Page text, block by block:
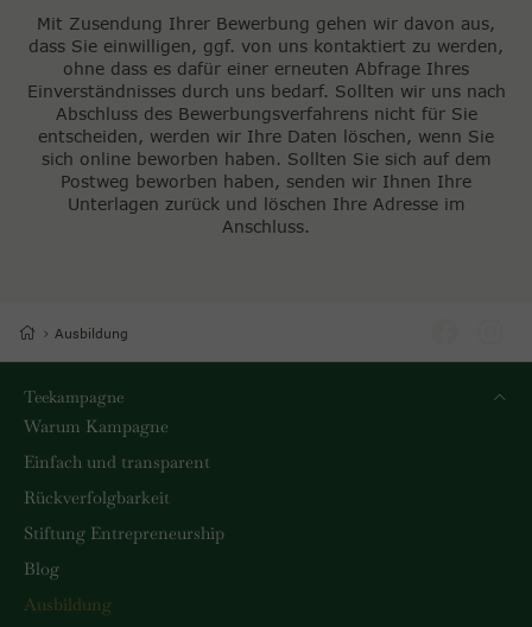
Mit Zusendung Ihrer Bewerbung gehen wir davon aus,
dass Sie einwilligen, ggf. von uns kontaktiert zu werden,
ohne dass es dafür einer erneuten Abfrage Ihres
Einverständnisses durch uns bedarf. Sollten wir uns nach
Abschluss des Bewerbungsverfahrens nicht für Sie
entscheiden, werden wir Ihre Daten löschen, wenn Sie
sich online beworben haben. Sollten Sie sich auf dem
Postweg beworben haben, senden wir Ihnen Ihre
Unterlagen zurück und löschen Ihre Adresse im
Anschluss.
Ausbildung
Teekampagne
Warum Kampagne
Einfach und transparent
Rückverfolgbarkeit
Stiftung Entrepreneurship
Blog
Ausbildung